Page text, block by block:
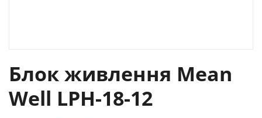
Блок живлення Mean
Well LPH-18-12